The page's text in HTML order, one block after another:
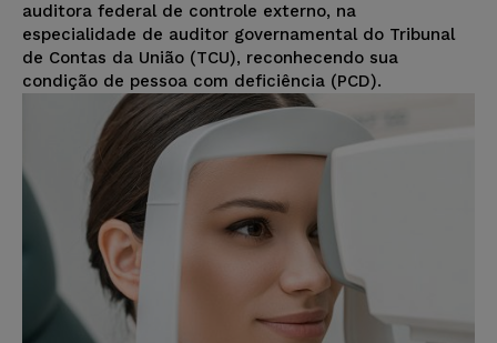
auditora federal de controle externo, na
especialidade de auditor governamental do Tribunal
de Contas da União (TCU), reconhecendo sua
condição de pessoa com deficiência (PCD).